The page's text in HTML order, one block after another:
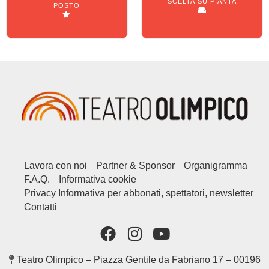
POSTO
Lavora con noi Partner & Sponsor
Organigramma
F.A.Q.
Informativa cookie
Privacy Informativa per abbonati, spettatori, newsletter
Contatti
Teatro Olimpico – Piazza Gentile da Fabriano 17 – 00196